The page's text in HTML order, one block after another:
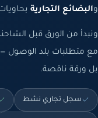
والبضائع التجارية
ونبدأ من الورق قبل
مع متطلبات بلد الوصول
بل ورقة ناقصة.
سجل تجاري نشط